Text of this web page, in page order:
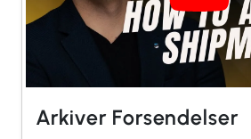
Arkiver Forsendelser